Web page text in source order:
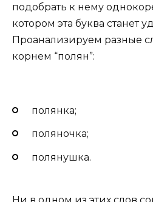
подобрать к нему
котором эта буква станет
Проанализируем разные
корнем “полян”:
полянка;
поляночка;
полянушка.